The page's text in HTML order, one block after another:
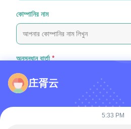
কোম্পানির নাম
অনুসন্ধান বার্তা *
庄胥云
5:33 PM